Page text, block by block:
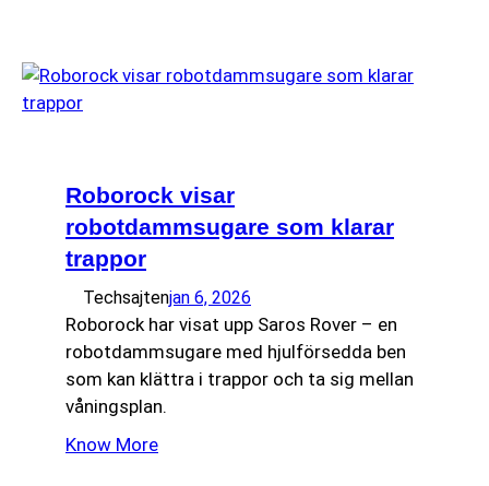
Roborock visar
robotdammsugare som klarar
trappor
Techsajtenjan 6, 2026
Roborock har visat upp Saros Rover – en
robotdammsugare med hjulförsedda ben
som kan klättra i trappor och ta sig mellan
våningsplan.
Know More